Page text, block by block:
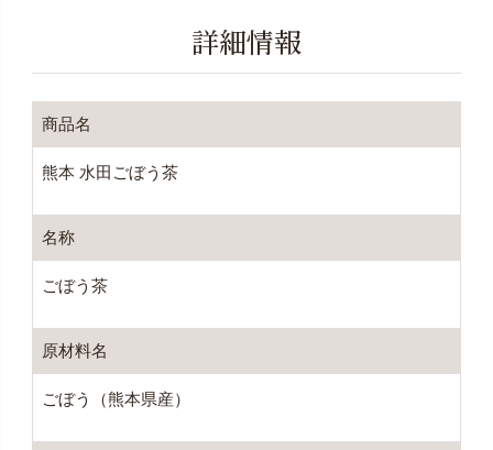
詳細情報
商品名
熊本 水田ごぼう茶
名称
ごぼう茶
原材料名
ごぼう（熊本県産）